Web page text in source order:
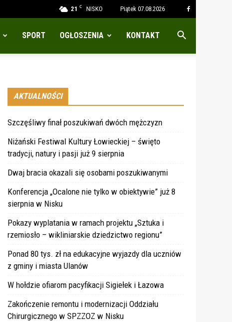
21 C NISKO Piątek 07.08.2026
SPORT OGŁOSZENIA KONTAKT
AKTUALNOŚCI
Szczęśliwy finał poszukiwań dwóch mężczyzn
Niżański Festiwal Kultury Łowieckiej – święto
tradycji, natury i pasji już 9 sierpnia
Dwaj bracia okazali się osobami poszukiwanymi
Konferencja „Ocalone nie tylko w obiektywie” już 8
sierpnia w Nisku
Pokazy wyplatania w ramach projektu „Sztuka i
rzemiosło – wikliniarskie dziedzictwo regionu”
Ponad 80 tys. zł na edukacyjne wyjazdy dla uczniów
z gminy i miasta Ulanów
W hołdzie ofiarom pacyfikacji Sigiełek i Łazowa
Zakończenie remontu i modernizacji Oddziału
Chirurgicznego w SPZZOZ w Nisku